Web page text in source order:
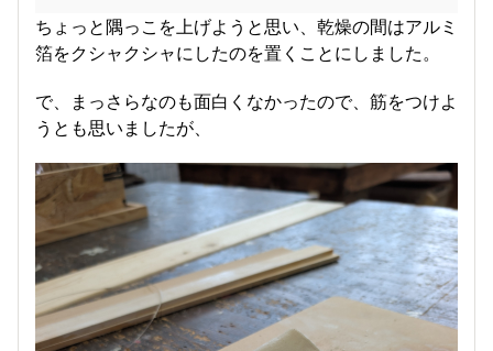
ちょっと隅っこを上げようと思い、乾燥の間はアルミ
箔をクシャクシャにしたのを置くことにしました。
で、まっさらなのも面白くなかったので、筋をつけよ
うとも思いましたが、